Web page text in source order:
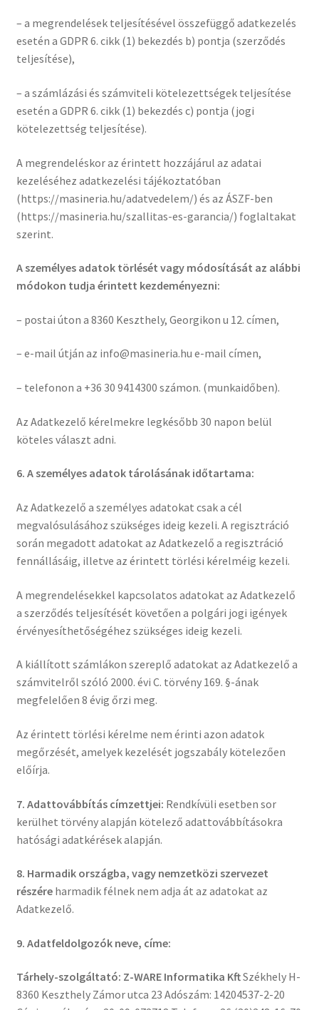
– a megrendelések teljesítésével összefüggő adatkezelés
esetén a GDPR 6. cikk (1) bekezdés b) pontja (szerződés
teljesítése),
– a számlázási és számviteli kötelezettségek teljesítése
esetén a GDPR 6. cikk (1) bekezdés c) pontja (jogi
kötelezettség teljesítése).
A megrendeléskor az érintett hozzájárul az adatai
kezeléséhez adatkezelési tájékoztatóban
(https://masineria.hu/adatvedelem/) és az ÁSZF-ben
(https://masineria.hu/szallitas-es-garancia/) foglaltakat
szerint.
A személyes adatok törlését vagy módosítását az alábbi
módokon tudja érintett kezdeményezni:
– postai úton a 8360 Keszthely, Georgikon u 12. címen,
– e-mail útján az info@masineria.hu e-mail címen,
– telefonon a +36 30 9414300 számon. (munkaidőben).
Az Adatkezelő kérelmekre legkésőbb 30 napon belül
köteles választ adni.
6. A személyes adatok tárolásának időtartama:
Az Adatkezelő a személyes adatokat csak a cél
megvalósulásához szükséges ideig kezeli. A regisztráció
során megadott adatokat az Adatkezelő a regisztráció
fennállásáig, illetve az érintett törlési kérelméig kezeli.
A megrendelésekkel kapcsolatos adatokat az Adatkezelő
a szerződés teljesítését követően a polgári jogi igények
érvényesíthetőségéhez szükséges ideig kezeli.
A kiállított számlákon szereplő adatokat az Adatkezelő a
számvitelről szóló 2000. évi C. törvény 169. §-ának
megfelelően 8 évig őrzi meg.
Az érintett törlési kérelme nem érinti azon adatok
megőrzését, amelyek kezelését jogszabály kötelezően
előírja.
7. Adattovábbítás címzettjei: Rendkívüli esetben sor
kerülhet törvény alapján kötelező adattovábbításokra
hatósági adatkérések alapján.
8. Harmadik országba, vagy nemzetközi szervezet
részére harmadik félnek nem adja át az adatokat az
Adatkezelő.
9. Adatfeldolgozókneve, címe:
Tárhely-szolgáltató: Z-WARE Informatika KftSzékhely H-
8360 Keszthely Zámor utca 23 Adószám: 14204537-2-20